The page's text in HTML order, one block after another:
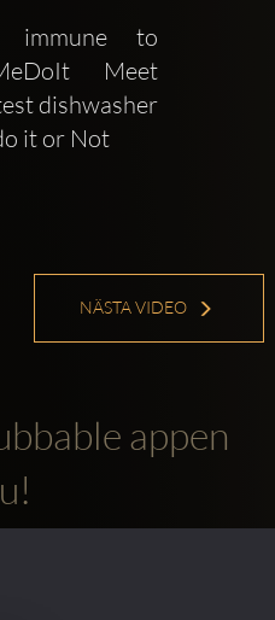
to
Meet
dishwasher
it or Not
NÄSTA VIDEO
appen